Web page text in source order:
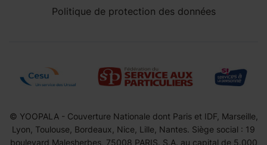
Politique de protection des données
© YOOPALA - Couverture Nationale dont Paris et IDF, Marseille,
Lyon, Toulouse, Bordeaux, Nice, Lille, Nantes. Siège social : 19
boulevard Malesherbes, 75008 PARIS. S.A. au capital de 5.000